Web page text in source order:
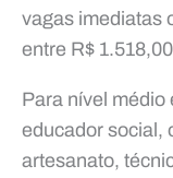
vagas imediatas
entre R$
Para nível médio
educador social,
artesanato,